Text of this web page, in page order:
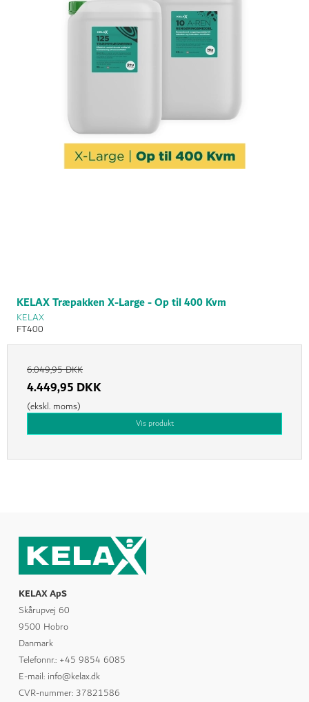
KELAX Træpakken X-Large - Op til 400 Kvm
KELAX
FT400
6.049,95 DKK
4.449,95 DKK
(ekskl. moms)
Vis produkt
KELAX ApS
Skårupvej 60
9500 Hobro
Danmark
Telefonnr.: +45 9854 6085
E-mail: info@kelax.dk
CVR-nummer: 37821586